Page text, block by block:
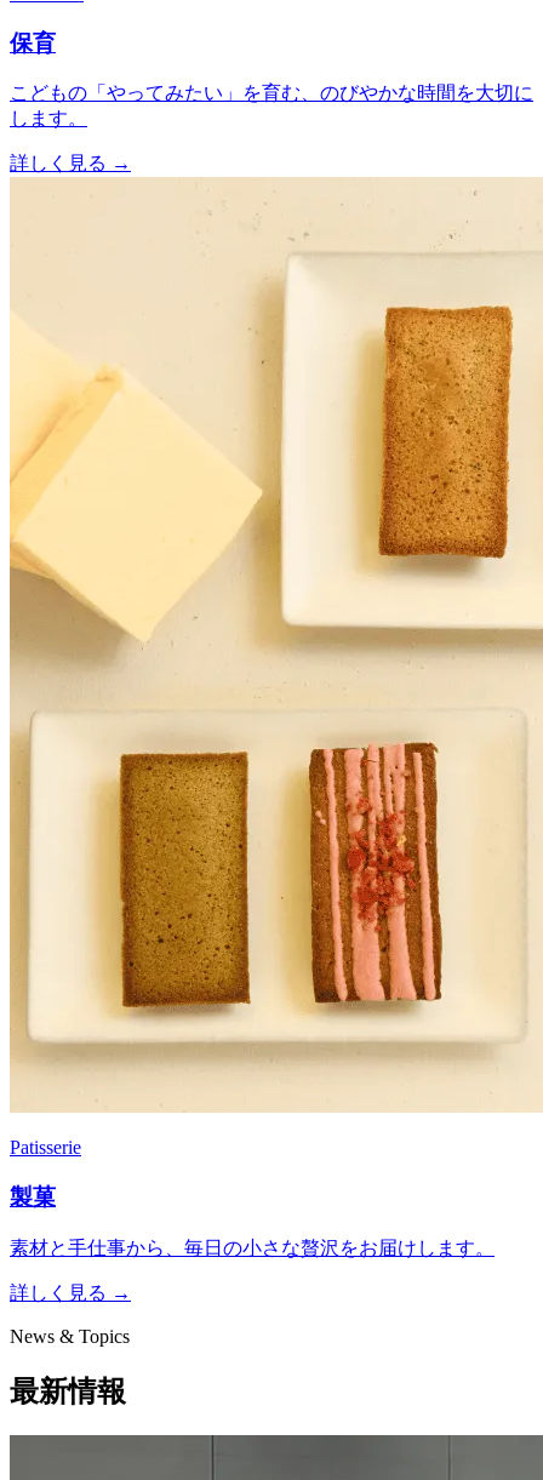
保育
こどもの「やってみたい」を育む、のびやかな時間を大切に
します。
詳しく見る →
Patisserie
製菓
素材と手仕事から、毎日の小さな贅沢をお届けします。
詳しく見る →
News & Topics
最新情報